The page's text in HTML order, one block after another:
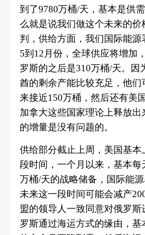
到了9780万桶/天，基本是供
么就是说我们做这个未来的价
判，供给方面，我们国际能源
5到12月份，全球供应将增加
罗斯的之后是310万桶/天。因
酋的剩余产能比较充足，他们
来接近150万桶，然后还有美
加拿大这些国家理论上释放出
的增量是没有问题的。
供给部分截止上周，美国基本
段时间，一个月以来，基本每
万桶/天的战略储备，国际能
未来这一段时间可能会减产
盟的领导人一致同意对俄罗斯
罗斯通过海运方式的缘由，基